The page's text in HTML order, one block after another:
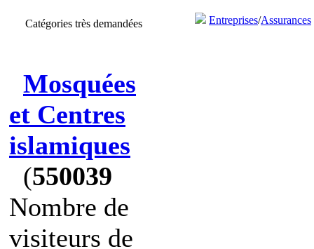
Catégories très demandées
Mosquées
et Centres
islamiques
(550039
Nombre de
visiteurs de
Entreprises/Assurances